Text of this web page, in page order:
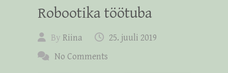
Robootika töötuba
By Riina
25. juuli 2019
No Comments